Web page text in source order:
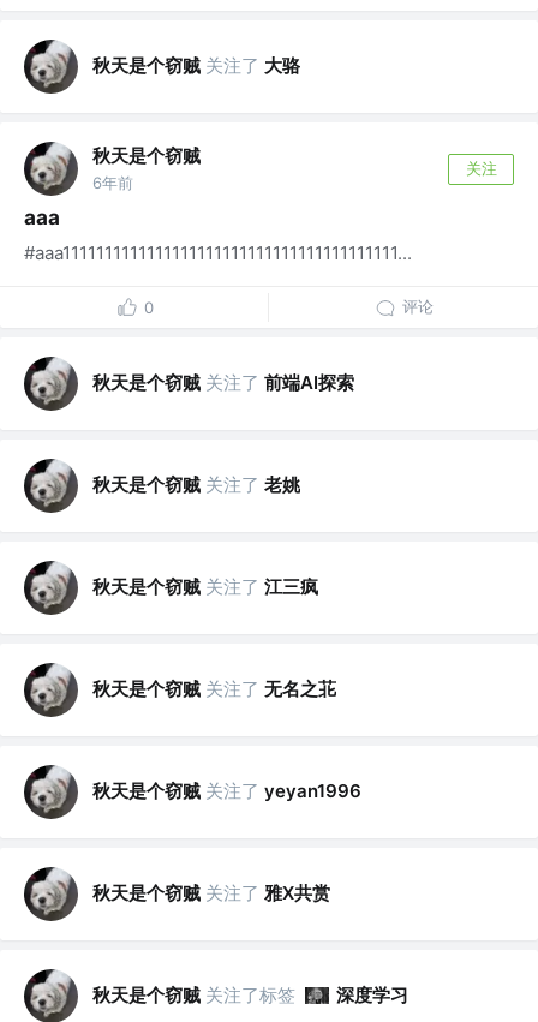
秋天是个窃贼 关注了 大骆
秋天是个窃贼
6年前
关注
aaa
#aaa1111111111111111111111111111111111111111...
0 评论
秋天是个窃贼 关注了 前端AI探索
秋天是个窃贼 关注了 老姚
秋天是个窃贼 关注了 江三疯
秋天是个窃贼 关注了 无名之苝
秋天是个窃贼 关注了 yeyan1996
秋天是个窃贼 关注了 雅X共赏
秋天是个窃贼 关注了标签 深度学习